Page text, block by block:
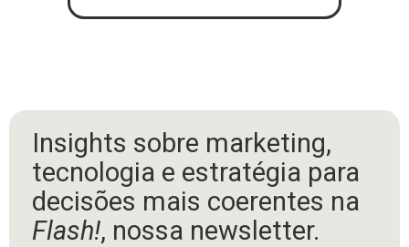
Insights sobre marketing,
tecnologia e estratégia para
decisões mais coerentes na
Flash!, nossa newsletter.